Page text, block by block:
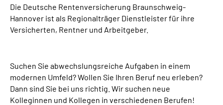
Karriere
Über uns
Online-Services
Die Deutsche Rentenversicherung Braunschweig-
Hannover ist als Regionalträger Dienstleister für ihre
Versicherten, Rentner und Arbeitgeber.
Suchen Sie abwechslungsreiche Aufgaben in einem
modernen Umfeld? Wollen Sie Ihren Beruf neu erleben?
Dann sind Sie bei uns richtig. Wir suchen neue
Kolleginnen und Kollegen in verschiedenen Berufen!